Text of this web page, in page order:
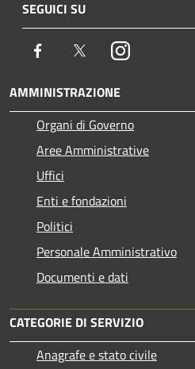
SEGUICI SU
Facebook TwitterInstagram
AMMINISTRAZIONE
Organi di Governo
Aree Amministrative
Uffici
Enti e fondazioni
Politici
Personale Amministrativo
Documenti e dati
CATEGORIE DI SERVIZIO
Anagrafe e stato civile